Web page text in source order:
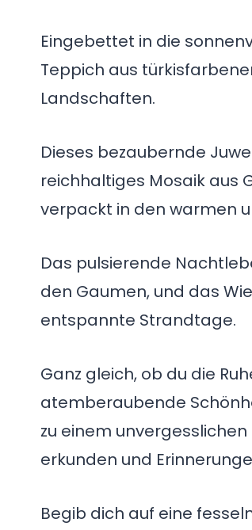
Eingebettet in die
Teppich aus
Landschaften.
Dieses bezaubernde
reichhaltiges Mosaik aus
verpackt in den warmen
Das pulsierende
den Gaumen, und das
entspannte Strandtage.
Ganz gleich, ob du die
atemberaubende
zu einem
erkunden und
Begib dich auf eine